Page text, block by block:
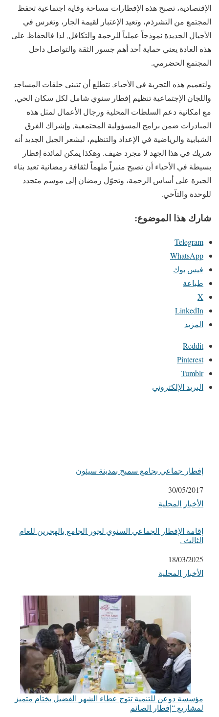
الإقتصادية، تصبح هذه الإفطارات مساحة وقاية اجتماعية تحفظ
المجتمع من التشرذم، وتعيد الإعتبار لقيمة الجار، وتغرس في
الأجيال الجديدة نموذجاً عملياً للرحمة والتكافل, لذا فالحفاظ على
هذه العادة يعني حماية أحد أهم جسور الثقة والتواصل داخل
المجتمع الحضرمي.
ولتعميم هذه التجربة في الأحياء, نتطلع أن تتبنى حلقات المساجد
واللجان الإجتماعية تنظيم إفطار سنوي شامل لكل سكان الحي,
مع امكانية دعم السلطات المحلية ورجال الأعمال لمثل هذه
المبادرات ضمن برامج المسؤولية المجتمعية, وإشراك الفرق
الشبابية والرياضية في الإعداد والتنظيم، ليشعر الجيل الجديد أنه
شريك في هذا الجهد لا مجرد ضيف. وهكذا يمكن لمائدة إفطار
بسيطة في الأحياء أن تصبح منبراً ملهماً لثقافة رمضانية تعيد بناء
الجيرة على أساس الرحمة، وتحوّل رمضان إلى موسم متجدد
للوحدة والتآخي.
شارك هذا الموضوع:
Telegram
WhatsApp
فيس بوك
طباعة
X
LinkedIn
المزيد
Reddit
Pinterest
Tumblr
البريد الإلكتروني
إفطار جماعي بجامع سميح بمدينة سيئون
التاريخ
30/05/2017
في ما يتعلق بما يأتي
الأخبار المحلية
إقامة الإفطار الجماعي السنوي لجور الجامع بالهجرين للعام
الثالث .
التاريخ
18/03/2025
في ما يتعلق بما يأتي
الأخبار المحلية
مؤسسة دوعن للتنمية تتوج عطاء الشهر الفضيل بختام متميز
لمشاريع “إفطار الصائم